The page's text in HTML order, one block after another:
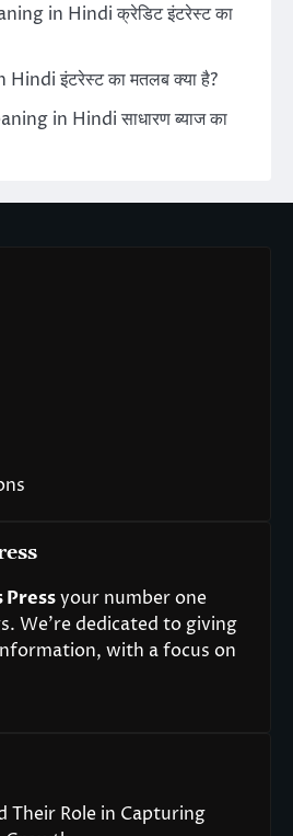
in Hindi क्रेडिट इंटरेस्ट का
इंटरेस्ट का मतलब क्या है?
in Hindi साधारण ब्याज का
Pressyour number one
We’re dedicated to giving
with a focus on
Their Role in Capturing